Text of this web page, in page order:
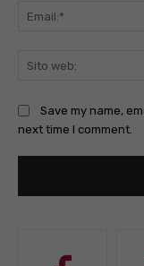
Save my name,
next time I comment.